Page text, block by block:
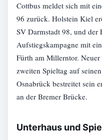
Cottbus meldet sich mit
96 zurück. Holstein Kiel
SV Darmstadt 98, und der
Aufstiegskampagne mit
Fürth am Millerntor.
zweiten Spieltag auf
Osnabrück bestreitet sein
an der Bremer Brücke.
Unterhaus und